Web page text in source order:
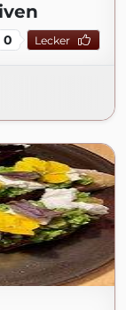
0 Lecker